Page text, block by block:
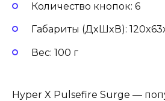
Количество кнопок: 6
Габариты (ДxШxВ):
Вес: 100 г
Hyper X Pulsefire Surge —